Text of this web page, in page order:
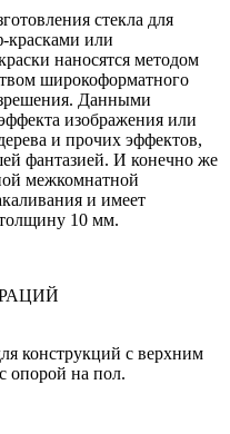
стекла для
красками или
наносятся методом
широкоформатного
Данными
изображения или
и прочих эффектов,
фантазией. И конечно же
межкомнатной
и имеет
10 мм.
конструкций с верхним
опорой на пол.